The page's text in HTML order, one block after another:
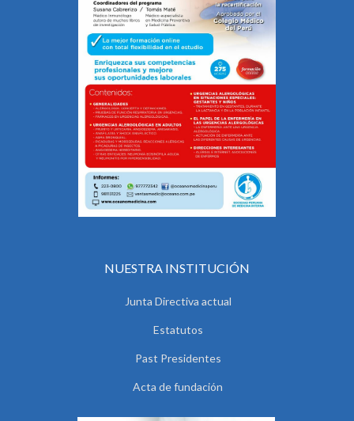
NUESTRA INSTITUCIÓN
Junta Directiva actual
Estatutos
Past Presidentes
Acta de fundación